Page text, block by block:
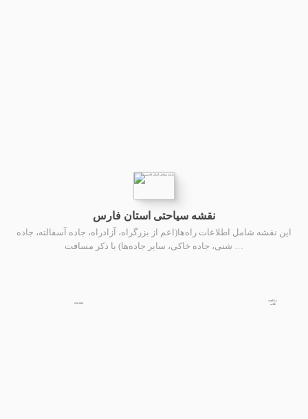
نقشه سیاحتی استان فارس
این نقشه شامل اطلاعات راه‌ها(اعم از بزرگراه، آزادراه، جاده آسفالته، جاده
250,000
مشاهده
کتاب